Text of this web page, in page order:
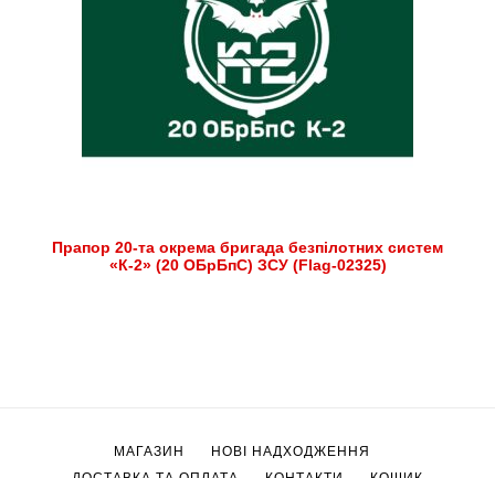
Прапор 20-та окрема бригада безпілотних систем
«К-2» (20 ОБрБпС) ЗСУ (Flag-02325)
МАГАЗИН
НОВІ НАДХОДЖЕННЯ